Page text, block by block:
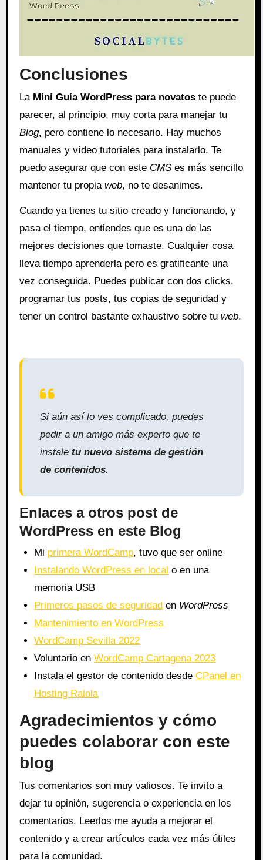
Conclusiones
La Mini Guía WordPress para novatoste puede
parecer, al principio, muy corta para manejar tu
Blog, pero contiene lo necesario. Hay muchos
manuales y vídeo tutoriales para instalarlo. Te
puedo asegurar que con este CMSes más sencillo
mantener tu propia web, no te desanimes.
Cuando ya tienes tu sitio creado y funcionando, y
pasa el tiempo, entiendes que es una de las
mejores decisiones que tomaste. Cualquier cosa
lleva tiempo aprenderla pero es gratificante una
vez conseguida. Puedes publicar con dos clicks,
programar tus posts, tus copias de seguridad y
tener un control bastante exhaustivo sobre tu web.
Si aún así lo ves complicado, puedes
pedir a un amigo más experto que te
instale tu nuevo sistema de gestión
de contenidos.
Enlaces a otros post de
WordPress en este Blog
Mi primera WordCamp, tuvo que ser online
Instalando WordPress en local o en una
memoria USB
Primeros pasos de seguridad en WordPress
Mantenimiento en WordPress
WordCamp Sevilla 2022
Voluntario enWordCamp Cartagena 2023
Instala el gestor de contenido desdeCPanel en
Hosting Raiola
Agradecimientos y cómo
puedes colaborar con este
blog
Tus comentarios son muy valiosos. Te invito a
dejar tu opinión, sugerencia o experiencia en los
comentarios. Leerlos me ayuda a mejorar el
contenido y a crear artículos cada vez más útiles
para la comunidad.